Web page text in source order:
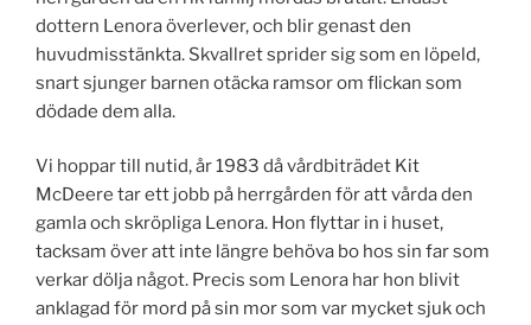
dottern Lenora överlever, och blir genast den
huvudmisstänkta. Skvallret sprider sig som en löpeld,
snart sjunger barnen otäcka ramsor om flickan som
dödade dem alla.
Vi hoppar till nutid, år 1983 då vårdbiträdet Kit
McDeere tar ett jobb på herrgården för att vårda den
gamla och skröpliga Lenora. Hon flyttar in i huset,
tacksam över att inte längre behöva bo hos sin far som
verkar dölja något. Precis som Lenora har hon blivit
anklagad för mord på sin mor som var mycket sjuk och